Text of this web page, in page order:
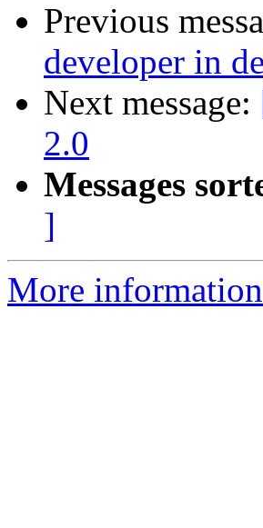
Previous
developer in
Next message:
2.0
Messages
]
More